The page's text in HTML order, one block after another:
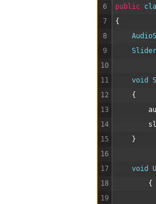
6
7
8
9
10
11
12
13
14
15
16
17
18
19
public
{
Slider
void
{
}
void
{